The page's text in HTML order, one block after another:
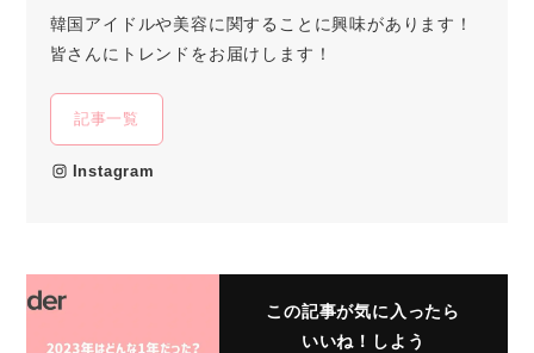
韓国アイドルや美容に関することに興味があります！
皆さんにトレンドをお届けします！
記事一覧
Instagram
この記事が気に入ったら
いいね！しよう